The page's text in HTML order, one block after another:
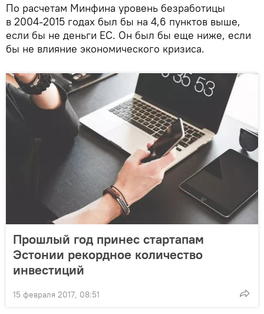
По расчетам Минфина уровень безработицы
в 2004-2015 годах был бы на 4,6 пунктов выше,
если бы не деньги ЕС. Он был бы еще ниже, если
бы не влияние экономического кризиса.
Прошлый год принес стартапам
Эстонии рекордное количество
инвестиций
15 февраля 2017, 08:51